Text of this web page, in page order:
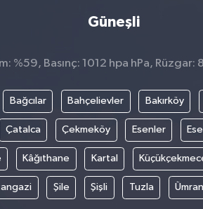
Güneşli
%59, Basınç: 1012 hpa hPa, Rüzgar:
Bağcılar Bahçelievler Bakırköy
Çatalca Çekmeköy Esenler
Kâğıthane Kartal
Şile Şişli Tuzla